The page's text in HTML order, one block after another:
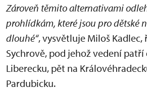
Zároveň těmito alternativami
prohlídkám, které jsou pro dětské
dlouhé“, vysvětluje Miloš Kadlec,
Sychrově, pod jehož vedení
Liberecku, pět na
Pardubicku.